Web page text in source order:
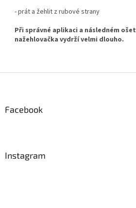
- prát a žehlit z rubové strany
Při správné aplikaci a následném
nažehlovačka vydrží velmi dlouho.
Facebook
Instagram